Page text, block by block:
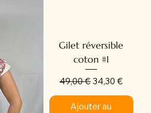
Gilet réversible
coton #1
Prix original
49,00 €Prix
34,30 €
Ajouter au